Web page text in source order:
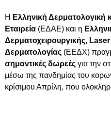
Η Ελληνική Δερματολογική
Εταιρεία (ΕΔΑΕ) και η
Δερματοχειρουργικής,
Δερματολογίας (ΕΕΔΧ)
σημαντικές δωρεές για την
μέσω της πανδημίας του
κρίσιμου Απρίλη, που